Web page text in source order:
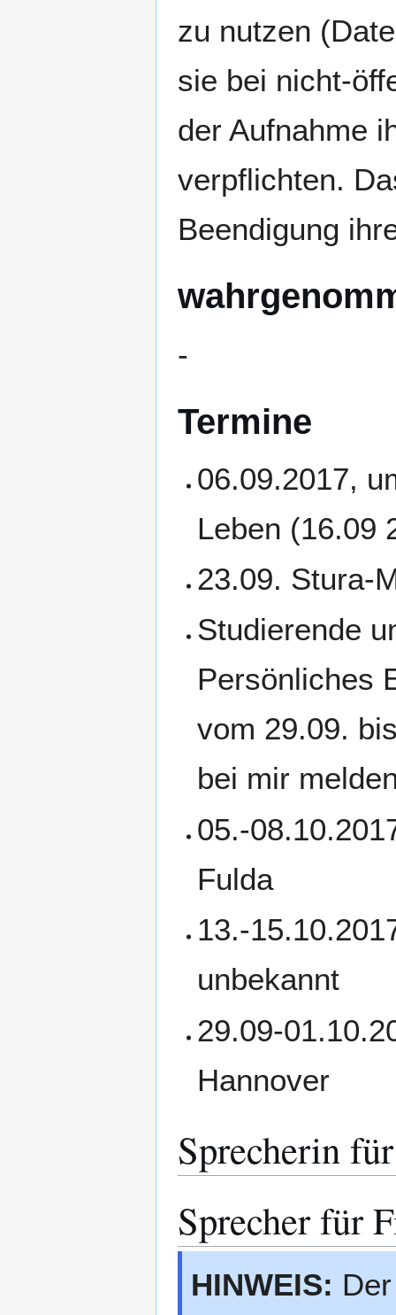
zu nutzen
sie bei nicht-
der Aufnahme
verpflichten.
Beendigung
-
Termine
06.09.2017,
Leben (16.09
23.09. Stura-
Studierende
Persönliches
vom 29.09.
bei mir
05.-
Fulda
13.-
unbekannt
29.09-
Hannover
Sprecherin
Sprecher für
HINWEIS: